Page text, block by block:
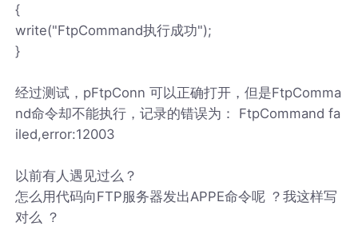
{
write("FtpCommand执行成功");
}
经过测试，pFtpConn 可以正确打开，但是FtpComma
nd命令却不能执行，记录的错误为： FtpCommand fa
iled,error:12003
以前有人遇见过么？
怎么用代码向FTP服务器发出APPE命令呢 ？我这样写
对么 ？